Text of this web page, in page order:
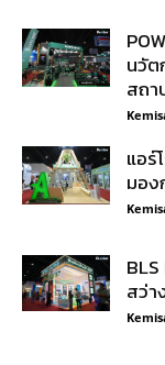
นวัต
สถา
แอร์
มอง
สว่า